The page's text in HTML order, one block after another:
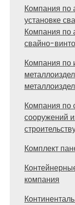
Компания по
установке
Компания по
свайно-
Компания по
Компания по
сооружений
Комплект
компания